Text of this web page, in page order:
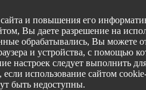
и повышения его
Вы даете разрешение на
обрабатывались, Вы можете
и устройства, с помощью
настроек следует выполнить
если использование сайтом
быть недоступны.